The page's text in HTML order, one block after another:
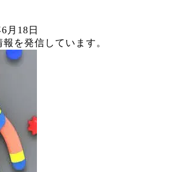
月18日
を発信しています。